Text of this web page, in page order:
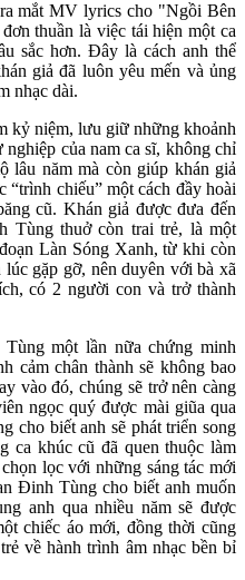
mắt MV lyrics cho "Ngồi Bên
thuần là việc tái hiện một ca
sắc hơn. Đây là cách anh thể
giả đã luôn yêu mến và ủng
nhạc dài.
kỷ niệm, lưu giữ những khoảnh
của nam ca sĩ, không chỉ
lâu năm mà còn giúp khán giả
“trình chiếu” một cách đầy hoài
cũ. Khán giả được đưa đến
Tùng thuở còn trai trẻ, là một
Làn Sóng Xanh, từ khi còn
gặp gỡ, nên duyên với bà xã
có 2 người con và trở thành
một lần nữa chứng minh
cảm chân thành sẽ không bao
vào đó, chúng sẽ trở nên càng
ngọc quý được mài giũa qua
cho biết anh sẽ phát triển song
ca khúc cũ đã quen thuộc làm
lọc với những sáng tác mới
Đinh Tùng cho biết anh muốn
anh qua nhiều năm sẽ được
chiếc áo mới, đồng thời cũng
về hành trình âm nhạc bền bỉ